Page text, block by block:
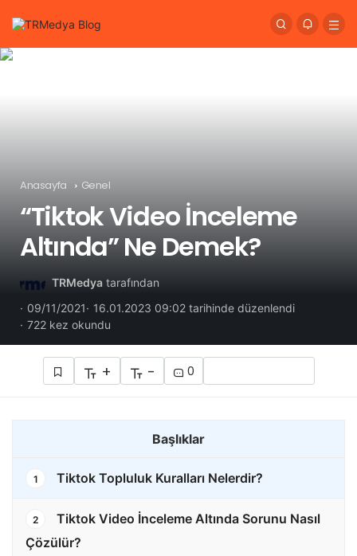
Anasayfa Genel
“Tiktok Video İnceleme
Altında” Ne Demek?
TRMedya tarafından
09/11/2021
16.01.2023 09:02 tarihinde düzenlendi
722 kez okundu
+ - 0
Başlıklar
1 Tiktok Topluluk Kuralları Nelerdir?
2
Tiktok Video İnceleme Altında Sorunu Nasıl
Çözülür?